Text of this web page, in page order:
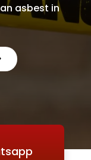
asbest in